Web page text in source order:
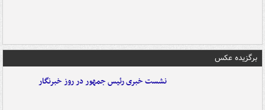
برگزیده عکس
نشست خبری رئیس جمهور در روز خبرنگار